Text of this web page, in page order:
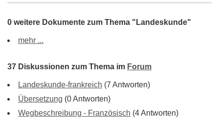
0 weitere Dokumente zum Thema "Landeskunde"
mehr ...
37 Diskussionen zum Thema im Forum
Landeskunde-frankreich (7 Antworten)
Übersetzung (0 Antworten)
Wegbeschreibung - Französisch (4 Antworten)